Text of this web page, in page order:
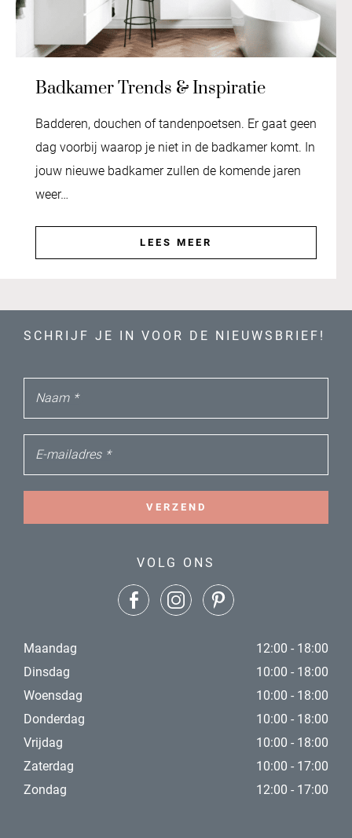
Badkamer Trends & Inspiratie
Badderen, douchen of tandenpoetsen. Er gaat geen
dag voorbij waarop je niet in de badkamer komt. In
jouw nieuwe badkamer zullen de komende jaren
weer…
LEES MEER
SCHRIJF JE IN VOOR DE NIEUWSBRIEF!
Naam *
E-mailadres *
VERZEND
VOLG ONS
Maandag
12:00 - 18:00
Dinsdag
10:00 - 18:00
Woensdag
10:00 - 18:00
Donderdag
10:00 - 18:00
Vrijdag
10:00 - 18:00
Zaterdag
10:00 - 17:00
Zondag
12:00 - 17:00